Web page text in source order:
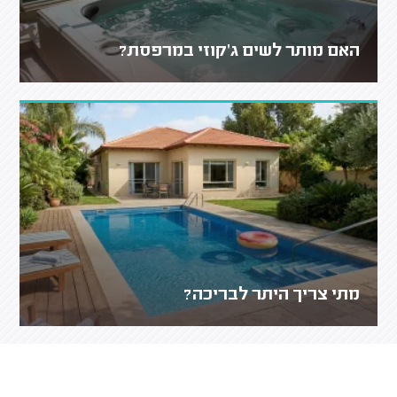
האם מותר לשים ג'קוזי במרפסת?
מתי צריך היתר לבריכה?